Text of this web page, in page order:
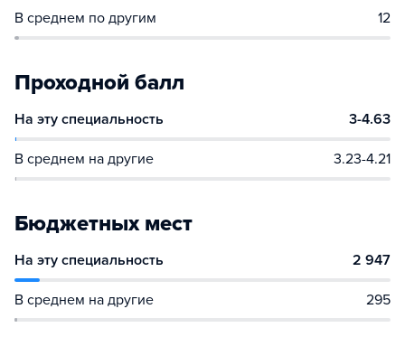
В среднем по другим 12
Проходной балл
На эту специальность 3-4.63
В среднем на другие 3.23-4.21
Бюджетных мест
На эту специальность 2 947
В среднем на другие 295